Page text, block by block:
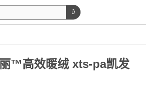
™高效暖绒 xts-pa凯发